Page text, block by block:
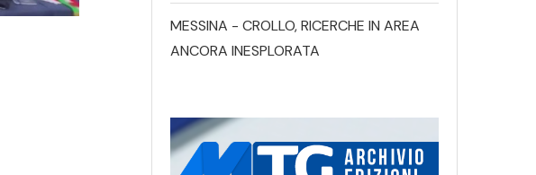
MESSINA - CROLLO, RICERCHE IN AREA
ANCORA INESPLORATA